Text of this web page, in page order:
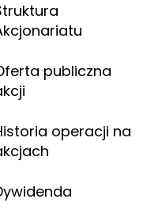
publiczna
operacji na